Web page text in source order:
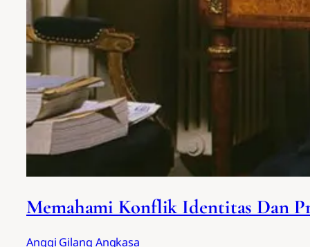
Memahami Konflik Identitas Dan
Anggi Gilang Angkasa